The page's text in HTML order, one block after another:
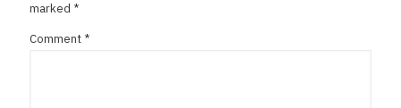
marked *
Comment *